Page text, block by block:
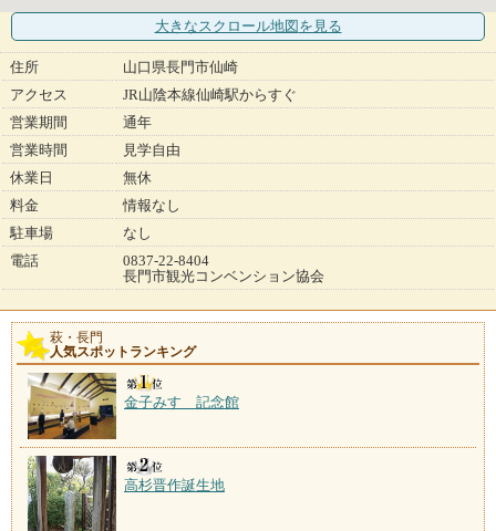
大きなスクロール地図 を見る
住所
山口県長門市仙崎
アクセス
JR山陰本線仙崎駅からすぐ
営業期間
通年
営業時間
見学自由
休業日
無休
料金
情報なし
駐車場
なし
電話
0837-22-8404
長門市観光コンベンション協会
萩・長門
人気スポットランキング
金子みすゞ記念館
高杉晋作誕生地